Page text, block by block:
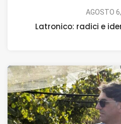
AGOSTO
Latronico: radici e